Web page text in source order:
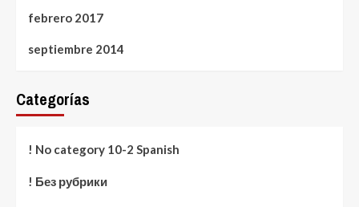
febrero 2017
septiembre 2014
Categorías
! No category 10-2 Spanish
! Без рубрики